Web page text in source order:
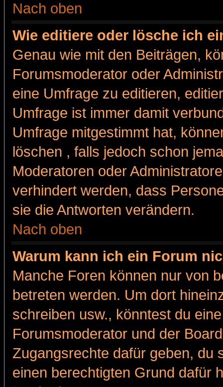
Nach oben
Wie editiere oder lösche ich
Genau wie mit den Beiträgen,
Forumsmoderator oder
eine Umfrage zu editieren,
Umfrage ist immer damit
Umfrage mitgestimmt hat,
löschen , falls jedoch schon
Moderatoren oder
verhindert werden, dass
sie die Antworten verändern.
Nach oben
Warum kann ich ein Forum
Manche Foren können nur von
betreten werden. Um dort
schreiben usw., könntest du
Forumsmoderator und der
Zugangsrechte dafür geben, du
einen berechtigten Grund dafür